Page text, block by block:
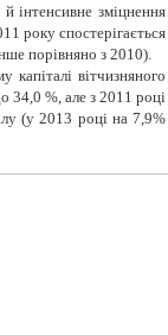
інтенсивне зміцнення
року спостерігається
порівняно з 2010).
капіталі вітчизняного
34,0 %, але з 2011 році
(у 2013 році на 7,9%